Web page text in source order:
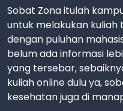
Sobat Zona itulah
untuk melakukan
dengan puluhan
belum ada informasi
yang tersebar,
kuliah online dulu ya,
kesehatan juga di